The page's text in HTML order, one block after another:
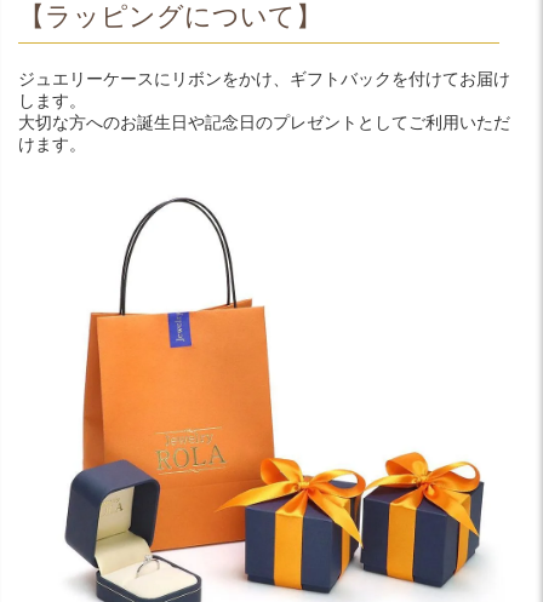
【ラッピングについて】
ジュエリーケースにリボンをかけ、ギフトバックを付けてお届け
します。
大切な方へのお誕生日や記念日のプレゼントとしてご利用いただ
けます。